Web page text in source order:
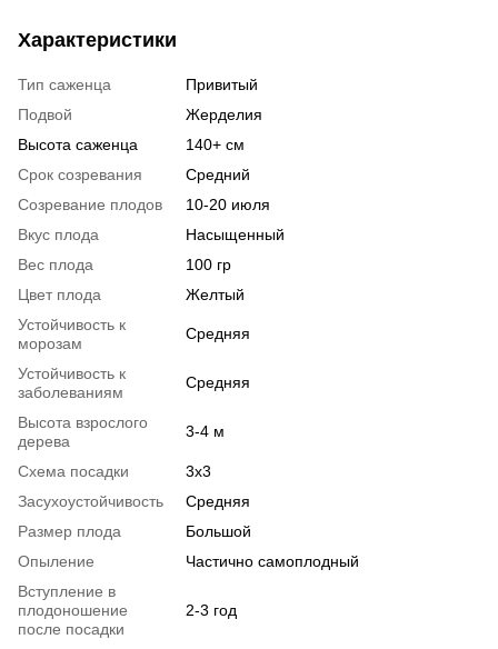
Характеристики
Тип саженца
Привитый
Подвой
Жерделия
Высота саженца
140+ см
Срок созревания
Средний
Созревание плодов
10-20 июля
Вкус плода
Насыщенный
Вес плода
100 гр
Цвет плода
Желтый
Устойчивость к
морозам
Средняя
Устойчивость к
заболеваниям
Средняя
Высота взрослого
дерева
3-4 м
Схема посадки
3х3
Засухоустойчивость
Средняя
Размер плода
Большой
Опыление
Частично самоплодный
Вступление в
плодоношение
после посадки
2-3 год